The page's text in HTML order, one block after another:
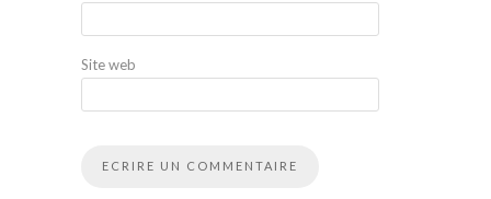
Site web